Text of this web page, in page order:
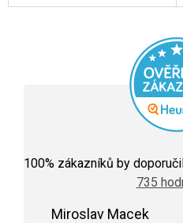
100% zákazníků by
735
Miroslav Macek